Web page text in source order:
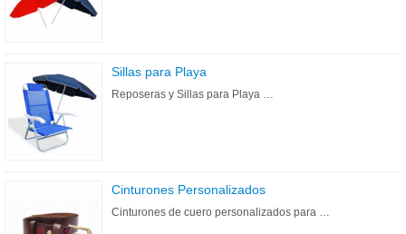
Sillas para Playa
Reposeras y Sillas para Playa …
Cinturones Personalizados
Cinturones de cuero personalizados para …